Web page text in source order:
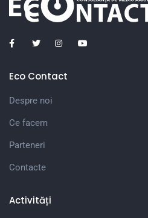
Eco Contact
Despre noi
Ce facem
Parteneri
Contacte
Activități